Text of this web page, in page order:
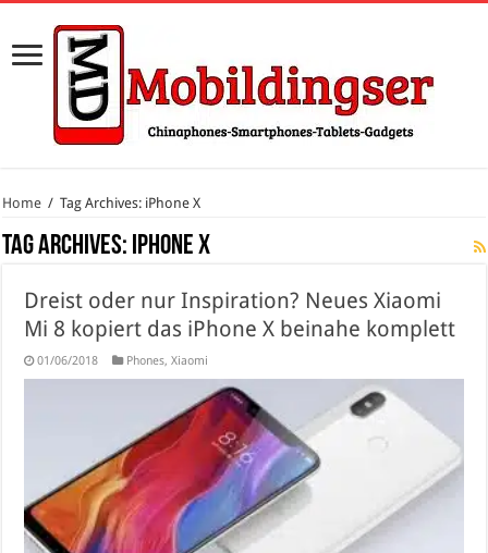
Home / Tag Archives: iPhone X
Tag Archives: iPhone X
Dreist oder nur Inspiration? Neues Xiaomi
Mi 8 kopiert das iPhone X beinahe komplett
01/06/2018 Phones,Xiaomi